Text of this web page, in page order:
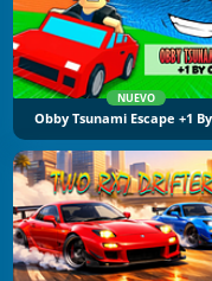
NUEVO
Obby Tsunami Escape +1